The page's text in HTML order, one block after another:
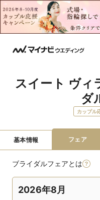
スイート ヴィ
ダ
カップル
基本情報 フェア
ブライダルフェアとは
2026年8月